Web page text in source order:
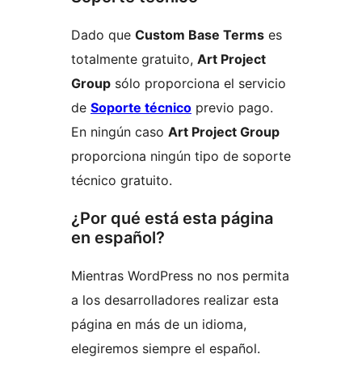
Dado que Custom Base Terms es
totalmente gratuito, Art Project
Group sólo proporciona el servicio
de Soporte técnico previo pago.
En ningún caso Art Project Group
proporciona ningún tipo de soporte
técnico gratuito.
¿Por qué está esta página
en español?
Mientras WordPress no nos permita
a los desarrolladores realizar esta
página en más de un idioma,
elegiremos siempre el español.